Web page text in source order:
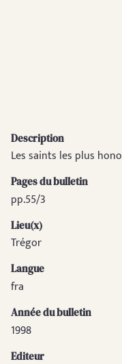
Description
Les saints les plus
Pages du bulletin
pp.55/3
Lieu(x)
Trégor
Langue
fra
Année du bulletin
1998
Editeur